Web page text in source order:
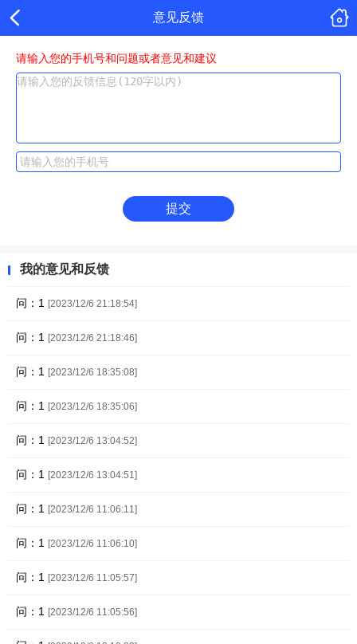
意见反馈
请输入您的手机号和问题或者意见和建议
提交
我的意见和反馈
问：1 [2023/12/6 21:18:54]
问：1 [2023/12/6 21:18:46]
问：1 [2023/12/6 18:35:08]
问：1 [2023/12/6 18:35:06]
问：1 [2023/12/6 13:04:52]
问：1 [2023/12/6 13:04:51]
问：1 [2023/12/6 11:06:11]
问：1 [2023/12/6 11:06:10]
问：1 [2023/12/6 11:05:57]
问：1 [2023/12/6 11:05:56]